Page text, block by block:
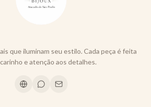
que iluminam seu estilo. Cada peça é feita
e atenção aos detalhes.